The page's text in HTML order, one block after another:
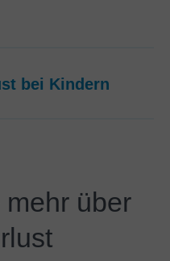
bei Kindern
über